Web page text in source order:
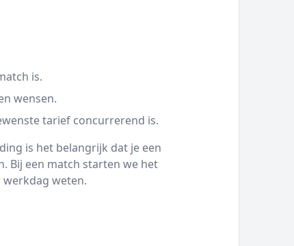
is.
wensen.
tarief concurrerend is.
is het belangrijk dat je een
Bij een match starten we het
weten.